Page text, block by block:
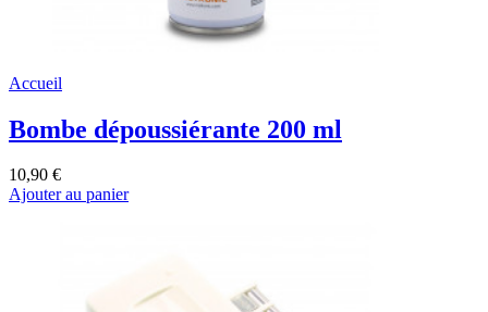
Accueil
Bombe dépoussiérante 200 ml
10,90 €
Ajouter au panier